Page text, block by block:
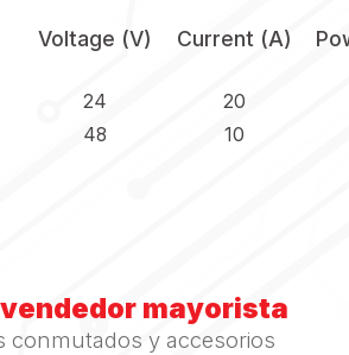
Voltage (V) Current (A)
24
20
48 10
mayorista
conmutados y accesorios